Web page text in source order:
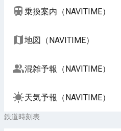
乗換案内（NAVITIME）
地図（NAVITIME）
混雑予報（NAVITIME）
天気予報（NAVITIME）
鉄道時刻表